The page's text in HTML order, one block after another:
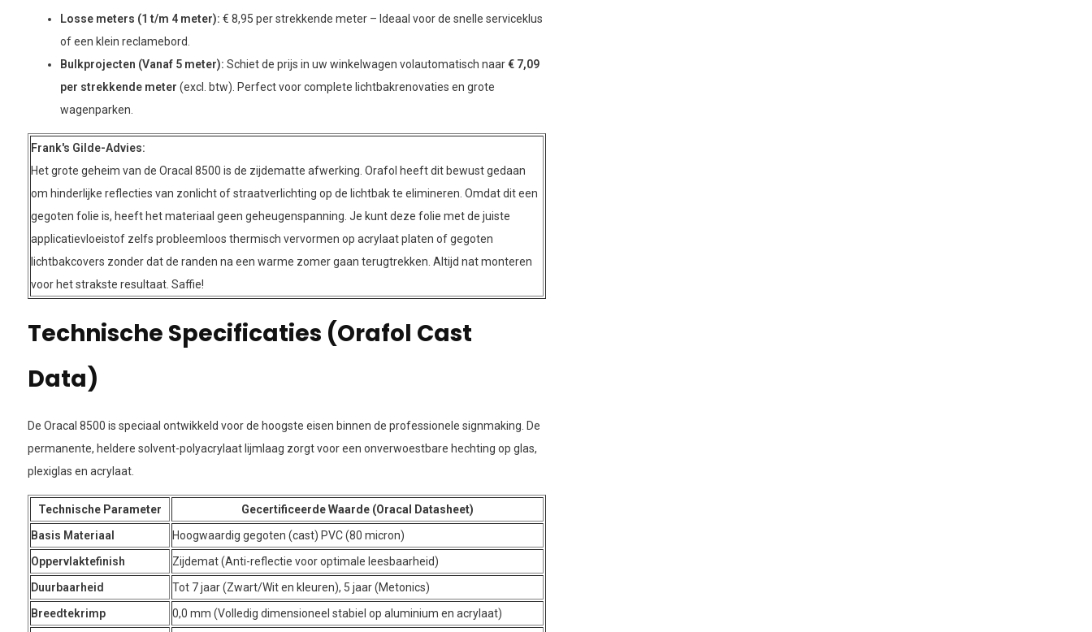
Losse meters (1 t/m 4 meter): € 8,95 per strekkende meter – Ideaal voor de snelle serviceklus
of een klein reclamebord.
Bulkprojecten (Vanaf 5 meter): Schiet de prijs in uw winkelwagen volautomatisch naar€ 7,09
per strekkende meter (excl. btw). Perfect voor complete lichtbakrenovaties en grote
wagenparken.
Frank's Gilde-Advies:
Het grote geheim van de Oracal 8500 is de zijdematte afwerking. Orafol heeft dit bewust gedaan
om hinderlijke reflecties van zonlicht of straatverlichting op de lichtbak te elimineren. Omdat dit een
gegoten folie is, heeft het materiaal geen geheugenspanning. Je kunt deze folie met de juiste
applicatievloeistof zelfs probleemloos thermisch vervormen op acrylaat platen of gegoten
lichtbakcovers zonder dat de randen na een warme zomer gaan terugtrekken. Altijd nat monteren
voor het strakste resultaat. Saffie!
Technische Specificaties (Orafol Cast
Data)
De Oracal 8500 is speciaal ontwikkeld voor de hoogste eisen binnen de professionele signmaking. De
permanente, heldere solvent-polyacrylaat lijmlaag zorgt voor een onverwoestbare hechting op glas,
plexiglas en acrylaat.
Technische Parameter
Gecertificeerde Waarde (Oracal Datasheet)
Basis Materiaal
Hoogwaardig gegoten (cast) PVC (80 micron)
Oppervlaktefinish
Zijdemat (Anti-reflectie voor optimale leesbaarheid)
Duurbaarheid
Tot 7 jaar (Zwart/Wit en kleuren), 5 jaar (Metonics)
Breedtekrimp
0,0 mm (Volledig dimensioneel stabiel op aluminium en acrylaat)